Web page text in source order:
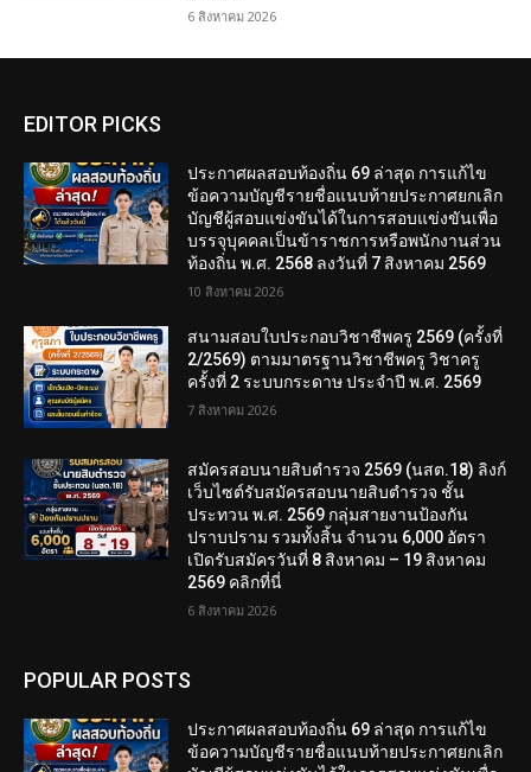
6 สิงหาคม 2026
EDITOR PICKS
ประกาศผลสอบท้องถิ่น 69 ล่าสุด การแก้ไข
ข้อความบัญชีรายชื่อแนบท้ายประกาศยกเลิก
บัญชีผู้สอบแข่งขันได้ในการสอบแข่งขันเพื่อ
บรรจุบุคคลเป็นข้าราชการหรือพนักงานส่วน
ท้องถิ่น พ.ศ. 2568 ลงวันที่ 7 สิงหาคม 2569
10 สิงหาคม 2026
สนามสอบใบประกอบวิชาชีพครู 2569 (ครั้งที่
2/2569) ตามมาตรฐานวิชาชีพครู วิชาครู
ครั้งที่ 2 ระบบกระดาษ ประจำปี พ.ศ. 2569
7 สิงหาคม 2026
สมัครสอบนายสิบตำรวจ 2569 (นสต.18) ลิงก์
เว็บไซต์รับสมัครสอบนายสิบตำรวจ ชั้น
ประทวน พ.ศ. 2569 กลุ่มสายงานป้องกัน
ปราบปราม รวมทั้งสิ้น จำนวน 6,000 อัตรา
เปิดรับสมัครวันที่ 8 สิงหาคม – 19 สิงหาคม
2569 คลิกที่นี่
6 สิงหาคม 2026
POPULAR POSTS
ประกาศผลสอบท้องถิ่น 69 ล่าสุด การแก้ไข
ข้อความบัญชีรายชื่อแนบท้ายประกาศยกเลิก